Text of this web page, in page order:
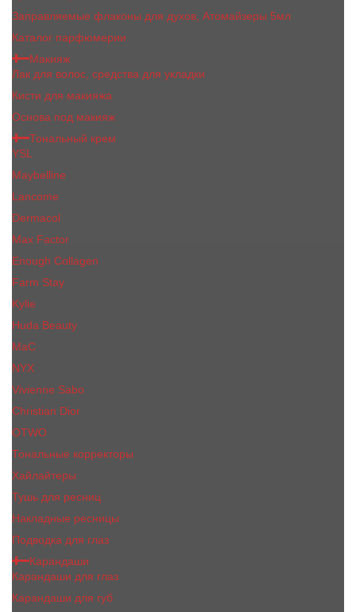
Заправляемые флаконы для духов, Атомайзеры 5мл
Каталог парфюмерии
Макияж
Лак для волос, средства для укладки
Кисти для макияжа
Основа под макияж
Тональный крем
YSL
Maybelline
Lancome
Dermacol
Max Factor
Enough Collagen
Farm Stay
Kylie
Huda Beauty
МаС
NYX
Vivienne Sabo
Сhristiаn Diоr
OTWO
Тональные корректоры
Хайлайтеры
Тушь для ресниц
Накладные ресницы
Подводка для глаз
Карандаши
Карандаши для глаз
Карандаши для губ